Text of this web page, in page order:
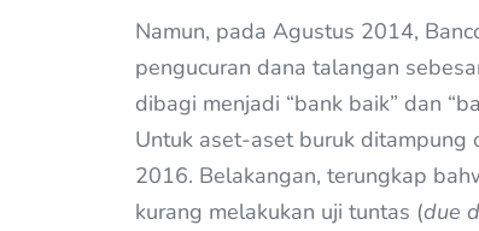
Namun, pada Agustus 2014,
pengucuran dana talangan
dibagi menjadi “bank baik” dan
Untuk aset-aset buruk ditampung
2016. Belakangan, terungkap
kurang melakukan uji tuntas (due